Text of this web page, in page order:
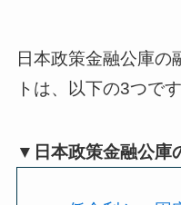
日本政策金融公庫の
トは、以下の3つです
▼日本政策金融公庫